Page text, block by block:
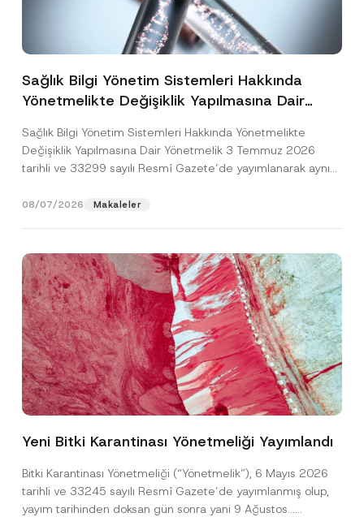
Sağlık Bilgi Yönetim Sistemleri Hakkında
Yönetmelikte Değişiklik Yapılmasına Dair
Sağlık Bilgi Yönetim Sistemleri Hakkında Yönetmelikte
Değişiklik Yapılmasına Dair Yönetmelik 3 Temmuz 2026
tarihli ve 33299 sayılı Resmî Gazete’de yayımlanarak aynı
08/07/2026 Makaleler
Yeni Bitki Karantinası Yönetmeliği Yayımlandı
Bitki Karantinası Yönetmeliği (“Yönetmelik”), 6 Mayıs 2026
tarihli ve 33245 sayılı Resmî Gazete’de yayımlanmış olup,
yayım tarihinden doksan gün sonra yani 9 Ağustos...
Ad*
Firma
N
o
i
e
*
A